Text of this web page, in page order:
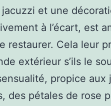
et une
à l’écart, est
restaurer. Cela leur
extérieur s’ils le
propice aux
des pétales de rose